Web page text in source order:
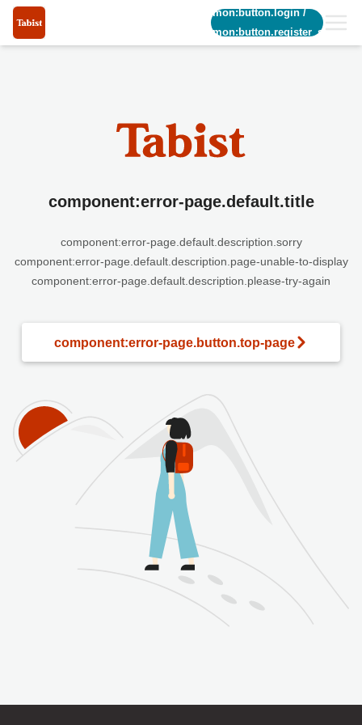
common:button.login/
common:button.register_short
component:error-page.default.title
component:error-page.default.description.sorry
component:error-page.default.description.page-unable-to-display
component:error-page.default.description.please-try-again
component:error-page.button.top-page